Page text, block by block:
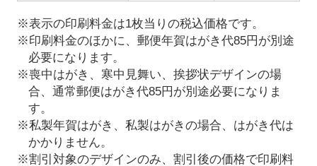
※表示の印刷料金は1枚当りの税込価格です。
※印刷料金のほかに、郵便年賀はがき代85円が別途
必要になります。
※喪中はがき、寒中見舞い、挨拶状デザインの場
合、通常郵便はがき代85円が別途必要になりま
す。
※私製年賀はがき、私製はがきの場合、はがき代は
かかりません。
※割引対象のデザインのみ、割引後の価格で印刷料